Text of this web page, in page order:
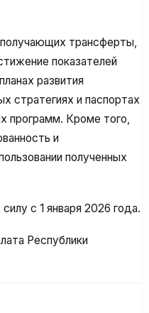
трансферты,
показателей
развития
стратегиях и паспортах
Кроме того,
и
полученных
с 1 января 2026 года.
Республики